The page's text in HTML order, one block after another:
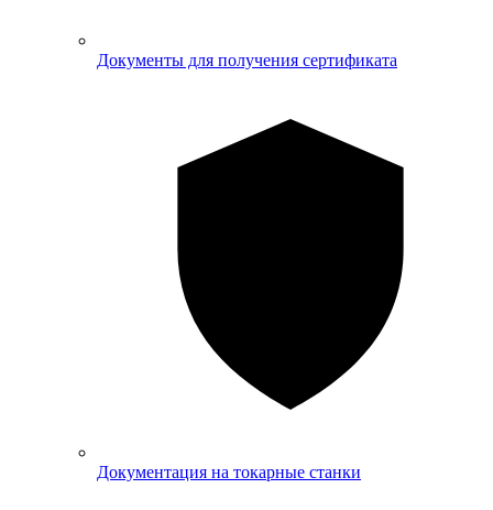
Документы для получения сертификата
Документация на токарные станки